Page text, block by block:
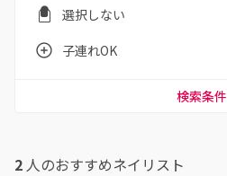
選択しない
子連れOK
検索条件
2 人のおすすめネイリスト